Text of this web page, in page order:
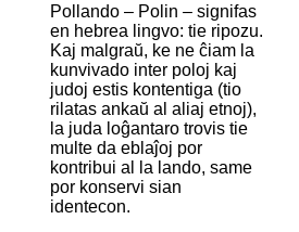
Pollando – Polin – signifas
en hebrea lingvo: tie ripozu.
Kaj malgraŭ, ke ne ĉiam la
kunvivado inter poloj kaj
judoj estis kontentiga (tio
rilatas ankaŭ al aliaj etnoj),
la juda loĝantaro trovis tie
multe da eblaĵoj por
kontribui al la lando, same
por konservi sian
identecon.